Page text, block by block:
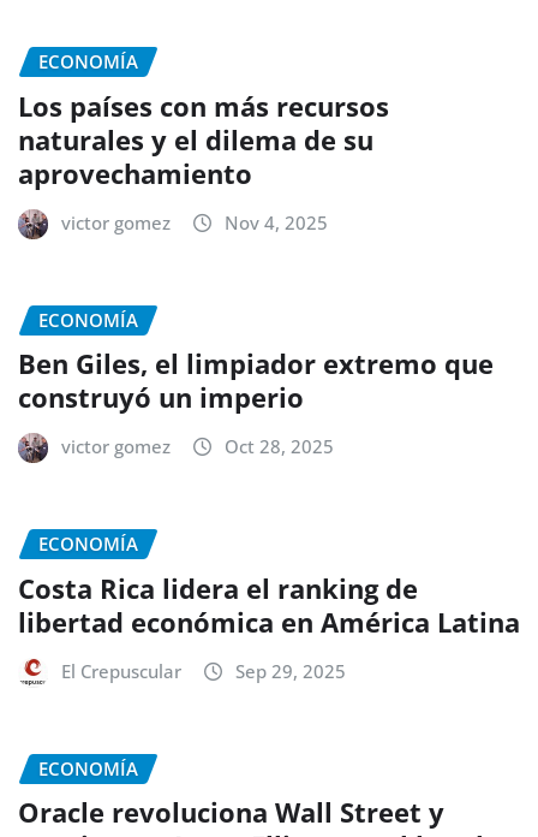
ECONOMÍA
Los países con más recursos
naturales y el dilema de su
aprovechamiento
victor gomez Nov 4, 2025
ECONOMÍA
Ben Giles, el limpiador extremo que
construyó un imperio
victor gomez Oct 28, 2025
ECONOMÍA
Costa Rica lidera el ranking de
libertad económica en América Latina
El Crepuscular Sep 29, 2025
ECONOMÍA
Oracle revoluciona Wall Street y